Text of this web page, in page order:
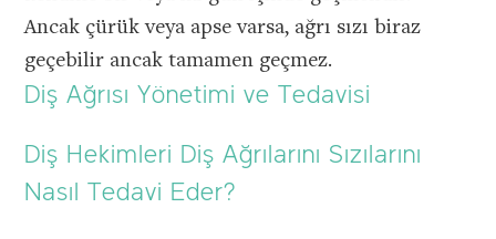
Ancak çürük veya apse varsa, ağrı sızı biraz
geçebilir ancak tamamen geçmez.
Diş Ağrısı Yönetimi ve Tedavisi
Diş Hekimleri Diş Ağrılarını Sızılarını
Nasıl Tedavi Eder?